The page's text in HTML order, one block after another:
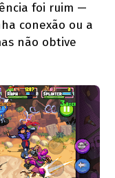
foi ruim —
conexão ou a
não obtive